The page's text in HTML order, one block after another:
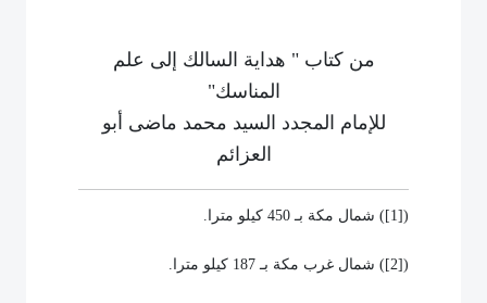
من كتاب " هداية السالك إلى علم
المناسك"
للإمام المجدد السيد محمد ماضى أبو
العزائم
(
[1] ) شمال مكة بـ 450 كيلو مترا.
(
[2] ) شمال غرب مكة بـ 187 كيلو مترا.